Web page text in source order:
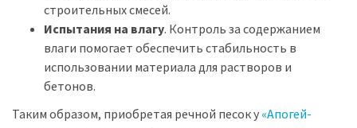
строительных смесей.
Испытания на влагу. Контроль за содержанием
влаги помогает обеспечить стабильность в
использовании материала для растворов и
бетонов.
Таким образом, приобретая речной песок у «Апогей-